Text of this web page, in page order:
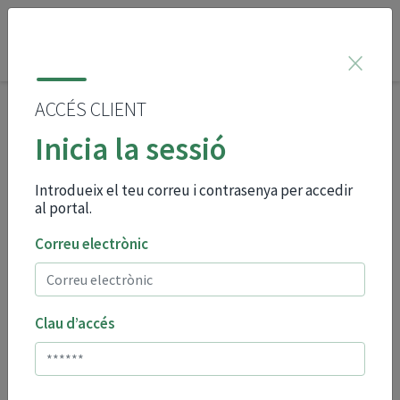
×
ACCÉS CLIENT
Inicia la sessió
Introdueix el teu correu i contrasenya per accedir
al portal.
Correu electrònic
Clau d’accés
Benvingudes i
benvinguts al portal de
serveis d'assegurances
per a les AMPA
associades a FAPMA
MENORCA
Aquest portal us permet una contractació pràctica i
senzilla de les vostres assegurances. Els productes